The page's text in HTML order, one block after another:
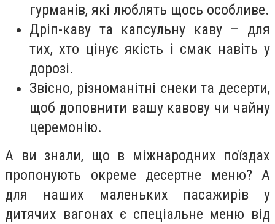
гурманів, які люблять щось особливе.
Дріп-каву та капсульну каву – для
тих, хто цінує якість і смак навіть у
дорозі.
Звісно, різноманітні снеки та десерти,
щоб доповнити вашу кавову чи чайну
церемонію.
А ви знали, що в міжнародних поїздах
пропонують окреме десертне меню? А
для наших маленьких пасажирів у
дитячих вагонах є спеціальне меню від